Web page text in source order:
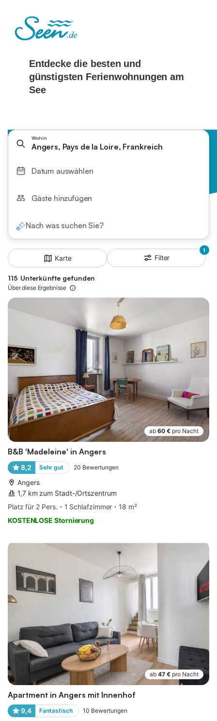
Wohin
Angers, Pays de la Loire, Frankreich
Datum auswählen
Gäste hinzufügen
Nach was suchen Sie?
Karte
1
Filter
115 Unterkünfte gefunden
Über diese Ergebnisse
ab 60 € pro Nacht
B&B 'Madeleine' in Angers
8,2 Sehr gut 20 Bewertungen
Angers
1,7 km zum Stadt-/Ortszentrum
Platz für 2 Pers.
1 Schlafzimmer
18 m²
KOSTENLOSE Stornierung
ab 47 € pro Nacht
Apartment in Angers mit Innenhof
9,4 Fantastisch 10 Bewertungen